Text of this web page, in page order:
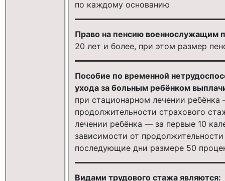
по каждому основанию
Право на пенсию военнослужащим
20 лет и более, при этом размер
Пособие по временной
ухода за больным ребёнком
при стационарном лечении
продолжительности страхового
лечении ребёнка — за первые 10
зависимости от
последующие дни размере 50
Видами трудового стажа являются: